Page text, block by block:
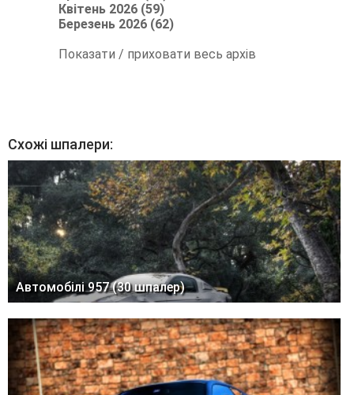
Квітень 2026 (59)
Березень 2026 (62)
Показати / приховати весь архів
Схожі шпалери:
Автомобілі 957 (30 шпалер)